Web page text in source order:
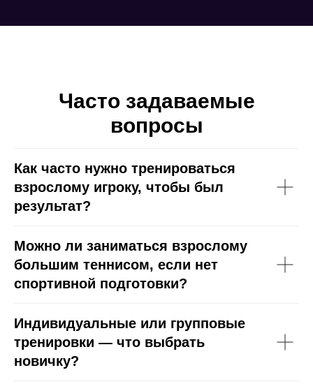
Часто задаваемые
вопросы
Как часто нужно тренироваться
взрослому игроку, чтобы был
результат?
Можно ли заниматься взрослому
большим теннисом, если нет
спортивной подготовки?
Индивидуальные или групповые
тренировки — что выбрать
новичку?